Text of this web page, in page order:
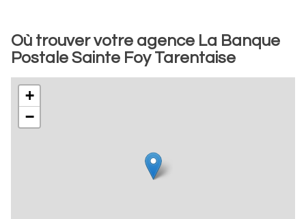
Où trouver votre agence La Banque
Postale Sainte Foy Tarentaise
+
−